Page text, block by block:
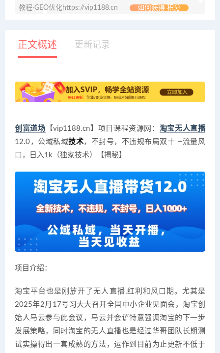
教程·GEO优化https://vip1188.cn
如何获得 积分
正文概述 更新记录
创富道场 【vip1188.cn】项目课程资源网： 淘宝无人直播
12.0，公域私域技术，不封号，不违规布局双十一流量风
口，日入1k（独家技术）【揭秘】
项目介绍：
淘宝平台也是刚放开了无人直播,红利和风口期。尤其是
2025年2月17号习大大召开全国中小企业见面会，淘宝创
始人马云参与此会议，马云并会议特意强调淘宝的下一步
发展策略，同时淘宝的无人直播也是经过华哥团队长期测
试实操得出一套成熟的方法，运作到目前为止更新不低于